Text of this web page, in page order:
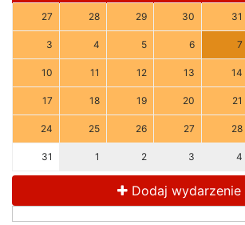
27 28 29 30 31
3 4 5 6 7
10 11 12 13 14
17 18 19 20 21
24 25 26 27 28
31 1 2 3 4
Dodaj wydarzenie